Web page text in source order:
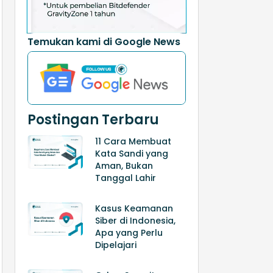
Temukan kami di Google News
Postingan Terbaru
11 Cara Membuat
Kata Sandi yang
Aman, Bukan
Tanggal Lahir
Kasus Keamanan
Siber di Indonesia,
Apa yang Perlu
Dipelajari